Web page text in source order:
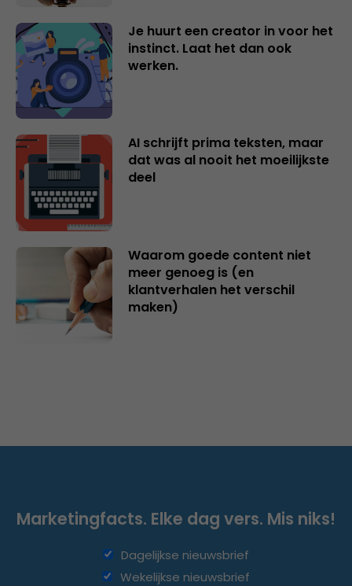
Je huurt een creator in voor het
instinct. Laat het dan ook
werken.
AI schrijft prima teksten, maar
dat was al nooit het moeilijkste
deel
Waarom goede content niet
meer genoeg is (en
klantverhalen het verschil
maken)
Marketingfacts. Elke dag vers. Mis niks!
Dagelijkse nieuwsbrief
Wekelijkse nieuwsbrief